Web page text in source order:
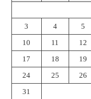
3 4 5
10 11 12
17 18 19
24 25 26
31